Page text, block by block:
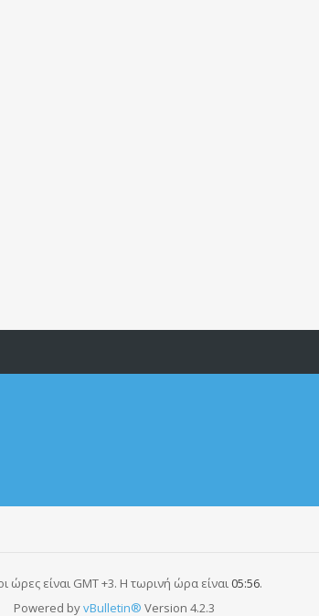
ώρες είναι GMT +3. Η τωρινή ώρα είναι05:56.
Powered byvBulletin® Version 4.2.3